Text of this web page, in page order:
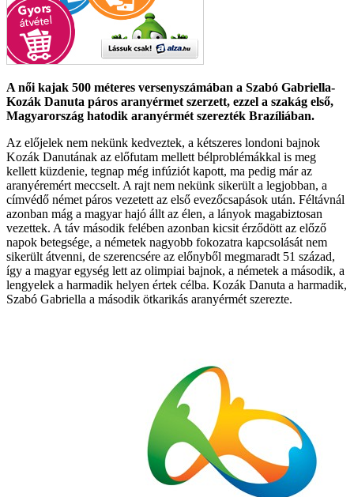
A női kajak 500 méteres versenyszámában a Szabó Gabriella-
Kozák Danuta páros aranyérmet szerzett, ezzel a szakág első,
Magyarország hatodik aranyérmét szerezték Brazíliában.
Az előjelek nem nekünk kedveztek, a kétszeres londoni bajnok
Kozák Danutának az előfutam mellett bélproblémákkal is meg
kellett küzdenie, tegnap még infúziót kapott, ma pedig már az
aranyéremért meccselt. A rajt nem nekünk sikerült a legjobban, a
címvédő német páros vezetett az első evezőcsapások után. Féltávnál
azonban mág a magyar hajó állt az élen, a lányok magabiztosan
vezettek. A táv második felében azonban kicsit érződött az előző
napok betegsége, a németek nagyobb fokozatra kapcsolását nem
sikerült átvenni, de szerencsére az előnyből megmaradt 51 század,
így a magyar egység lett az olimpiai bajnok, a németek a második, a
lengyelek a harmadik helyen értek célba. Kozák Danuta a harmadik,
Szabó Gabriella a második ötkarikás aranyérmét szerezte.